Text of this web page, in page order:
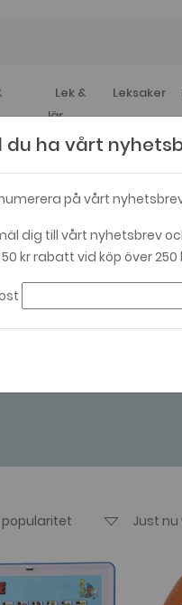
Lek &
lär
Leksaker
Just nu
du ha vårt
på vårt
dig till vårt nyhetsbrev
50 kr rabatt vid köp över